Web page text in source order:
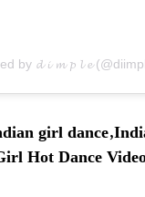
by 𝓭 𝓲 𝓶 𝓹 𝓵 𝓮
girl dance,
Hot Dance